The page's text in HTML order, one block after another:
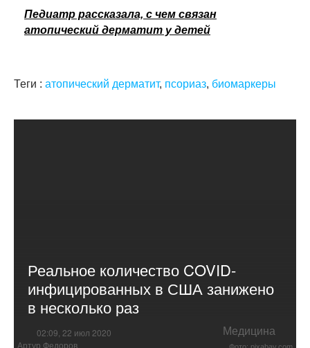
Педиатр рассказала, с чем связан
атопический дерматит у детей
Теги : атопический дерматит, псориаз, биомаркеры
Реальное количество COVID-
инфицированных в США занижено
в несколько раз
02:09, 22 июл 2020 Медицина
Артур Федоров